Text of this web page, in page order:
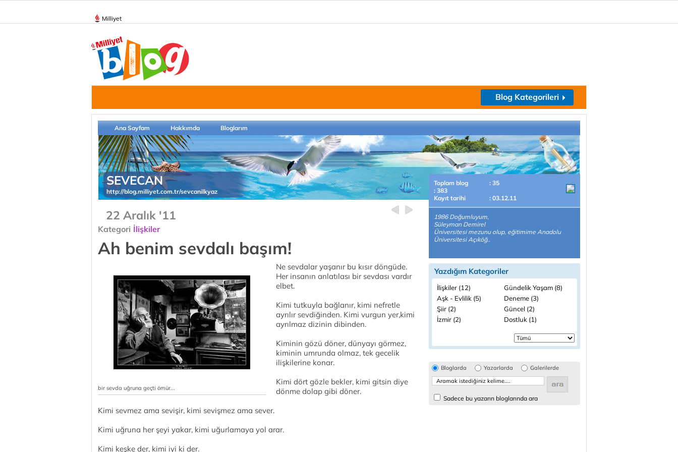
Milliyet
Blog Kategorileri
Ana Sayfam Hakkımda Bloglarım
SEVECAN
http://blog.milliyet.com.tr/sevcanilkyaz
22 Aralık '11
Kategori İlişkiler
Ah benim sevdalı başım!
bir sevda uğruna geçti ömür...
Ne sevdalar yaşanır bu kısır döngüde.
Her insanın anlatılası bir sevdası vardır
elbet.
Kimi tutkuyla bağlanır, kimi nefretle
ayrılır sevdiğinden. Kimi vurgun yer,kimi
ayrılmaz dizinin dibinden.
Kiminin gözü döner, dünyayı görmez,
kiminin umrunda olmaz, tek gecelik
ilişkilerine konar.
Kimi dört gözle bekler, kimi gitsin diye
dönme dolap gibi döner.
Kimi sevmez ama sevişir, kimi sevişmez ama sever.
Kimi uğruna her şeyi yakar, kimi uğurlamaya yol arar.
Kimi keşke der, kimi iyi ki der.
Toplam blog
: 35
: 383
Kayıt tarihi
: 03.12.11
1986 Doğumluyum,
Süleyman Demirel
Üniversitesi mezunu olup, eğitimime Anadolu
Üniversitesi Açıköğ..
Yazdığım Kategoriler
İlişkiler (12)
Gündelik Yaşam (8)
Aşk - Evlilik (5)
Deneme (3)
Şiir (2)
Güncel (2)
İzmir (2)
Dostluk (1)
Bloglarda Yazarlarda Galerilerde
Sadece bu yazarın bloglarında ara